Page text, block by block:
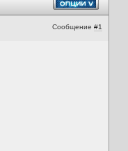
Сообщение #1